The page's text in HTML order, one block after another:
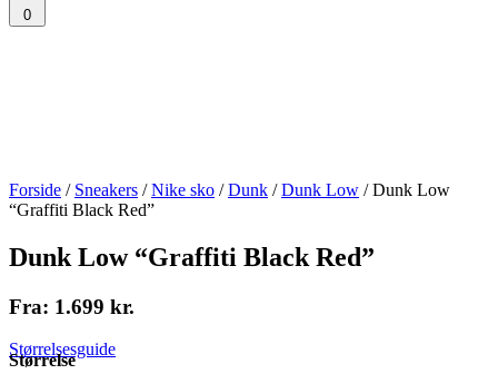
0
Forside / Sneakers /Nike sko /Dunk /Dunk Low / Dunk Low
“Graffiti Black Red”
Dunk Low “Graffiti Black Red”
Fra: 1.699 kr.
Størrelsesguide
Størrelse